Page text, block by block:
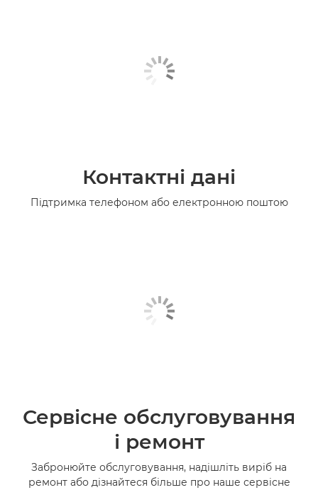
Контактні дані
Підтримка телефоном або електронною поштою
Сервісне обслуговування
і ремонт
Забронюйте обслуговування, надішліть виріб на
ремонт або дізнайтеся більше про наше сервісне